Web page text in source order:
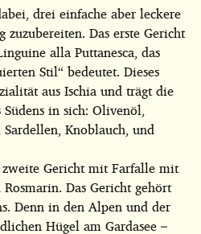
drei einfache aber leckere
zuzubereiten. Das erste Gericht
alla Puttanesca, das
Stil“ bedeutet. Dieses
aus Ischia und trägt die
in sich: Olivenöl,
Knoblauch, und
Gericht mit Farfalle mit
Das Gericht gehört
Denn in den Alpen und der
Hügel am Gardasee –